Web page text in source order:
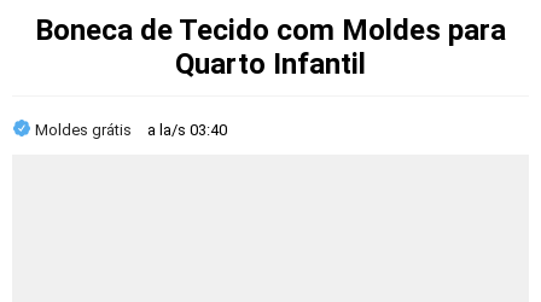
Boneca de Tecido com Moldes para
Quarto Infantil
Moldes grátis a la/s 03:40